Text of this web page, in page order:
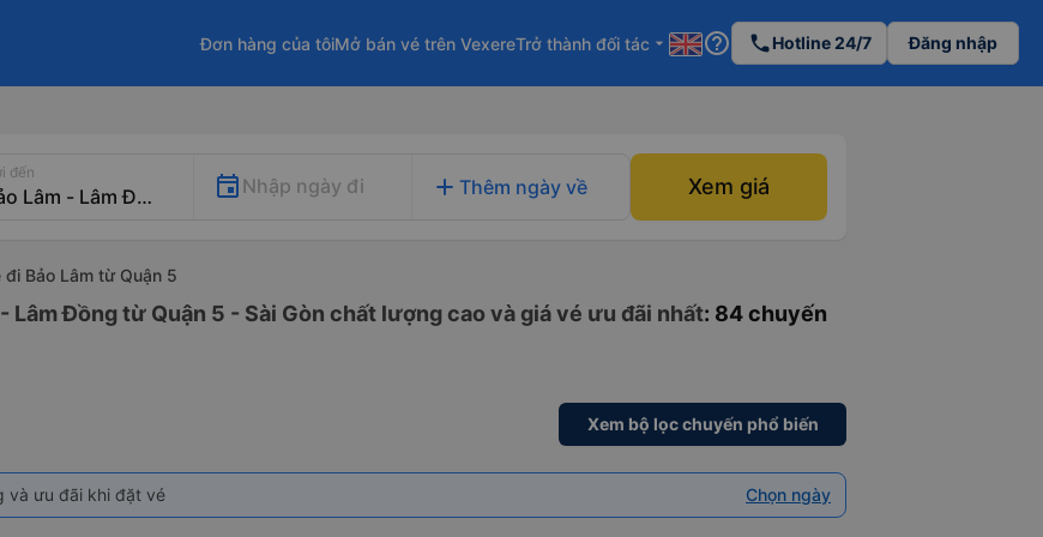
Đơn hàng của tôiMở bán vé trên VexereTrở thành đối tác arrow_drop_down help_outline phoneHotline 24/7 Đăng nhập
đến
Nhập ngày đi add Thêm ngày về Xem giá
đi Bảo Lâm từ Quận 5
Lâm Đồng từ Quận 5 - Sài Gòn chất lượng cao và giá vé ưu đãi nhất: 84 chuyến
Xem bộ lọc chuyến phổ biến
và ưu đãi khi đặt vé Chọn ngày